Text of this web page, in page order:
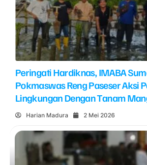
Peringati Hardiknas, IMABA
Pokmaswas Reng Paseser Aksi
Lingkungan Dengan Tanam
Harian Madura 2 Mei 2026